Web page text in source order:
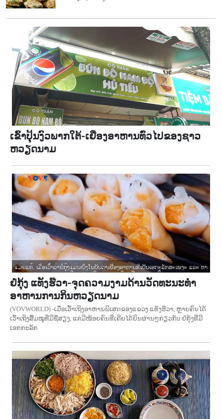
ເຂົ້າປຸ້ນງົວພາກໃຕ້-ເຍື່ອງອາຫານທົ່ວໄປຂອງຊາວ
ຫວຽດນາມ
ຢໍ່ກຸ້ງ ແທັງຮ໊ວາ-ຈຸດຄວາມງາມດ້ານວັດທະນະທຳ
ອາຫານການກິນຫວຽດນາມ
(VOVWORLD) -ເມື່ອເວົ້າເຖິງອາຫານພິເສດຂອງແຂວງ ແທັງຮ໊ວາ, ຫຼາຍຄົນໄດ້
ເວົ້າເຖິງສົ້ມໝູທີ່ມີຊື່ສຽງ, ແຕ່ມີໜ້ອຍຄົນທີ່ເຄີຍໄດ້ຍິນຜ່ານໆກ່ຽວກັບ ຢໍ່ກຸ້ງທີ່ມີ
ເອກກະລັກ